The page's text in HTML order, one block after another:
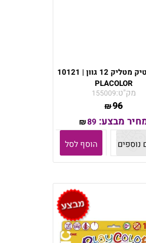
צבעי סטיק מטליק 12 גוון | 10121
PLACOLOR
מק"ט:155009
₪96
מבצע: ₪89
נוספים
הוסף לסל